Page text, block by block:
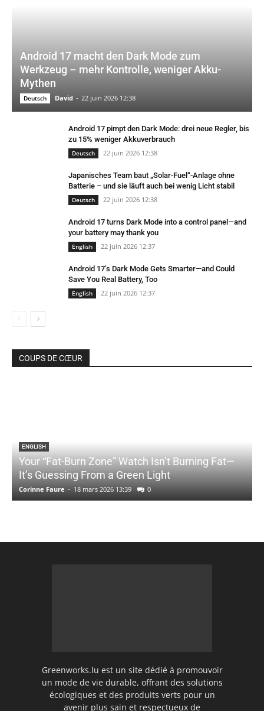
Android 17 macht den Dark Mode zum
Werkzeug – mehr Kontrolle, weniger Akku-
Mythen
Deutsch David - 22 juin 2026 12:38
Android 17 pimpt den Dark Mode: drei neue Regler, bis
zu 15% weniger Akkuverbrauch
Deutsch 22 juin 2026 12:38
Japanisches Team baut „Solar-Fuel“-Anlage ohne
Batterie – und sie läuft auch bei wenig Licht stabil
Deutsch 22 juin 2026 12:38
Android 17 turns Dark Mode into a control panel—and
your battery may thank you
English 22 juin 2026 12:37
Android 17’s Dark Mode Gets Smarter—and Could
Save You Real Battery, Too
English 22 juin 2026 12:37
COUPS DE CŒUR
ENGLISH
Your “Fat-Burn Zone” Watch Isn’t Burning Fat—
It’s Guessing From a Green Light
Corinne Faure - 18 mars 2026 13:39 0
Greenworks.lu est un site dédié à promouvoir
un mode de vie durable, offrant des solutions
écologiques et des produits verts pour un
avenir plus sain et respectueux de